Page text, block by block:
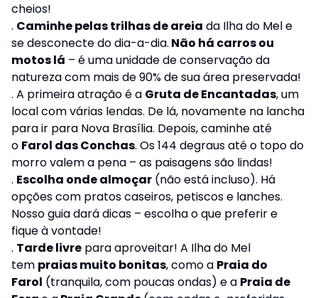
cheios!
. Caminhe pelas trilhas de areia da Ilha do Mel e
se desconecte do dia-a-dia. Não há carros ou
motos lá – é uma unidade de conservação da
natureza com mais de 90% de sua área preservada!
. A primeira atração é a Gruta de Encantadas, um
local com várias lendas. De lá, novamente na lancha
para ir para Nova Brasília. Depois, caminhe até
o Farol das Conchas. Os 144 degraus até o topo do
morro valem a pena – as paisagens são lindas!
. Escolha onde almoçar (não está incluso). Há
opções com pratos caseiros, petiscos e lanches.
Nosso guia dará dicas – escolha o que preferir e
fique à vontade!
. Tarde livre para aproveitar! A Ilha do Mel
tem praias muito bonitas, como a Praia do
Farol (tranquila, com poucas ondas) e a Praia de